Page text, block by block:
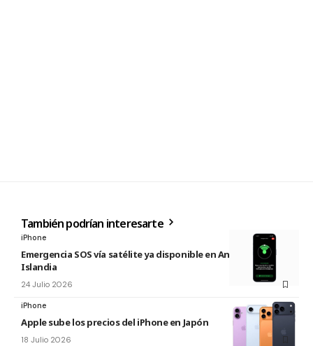
También podrían interesarte
iPhone
Emergencia SOS vía satélite ya disponible en Andorra e
Islandia
24 Julio 2026
iPhone
Apple sube los precios del iPhone en Japón
18 Julio 2026